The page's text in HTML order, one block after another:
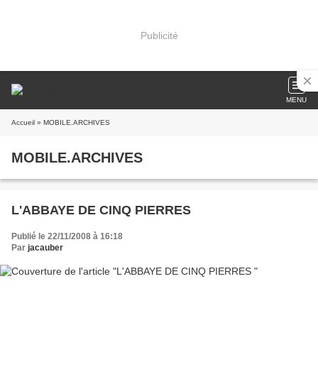
Publicité
MENU
Accueil » MOBILE.ARCHIVES
MOBILE.ARCHIVES
L'ABBAYE DE CINQ PIERRES
Publié le 22/11/2008 à 16:18
Par jacauber